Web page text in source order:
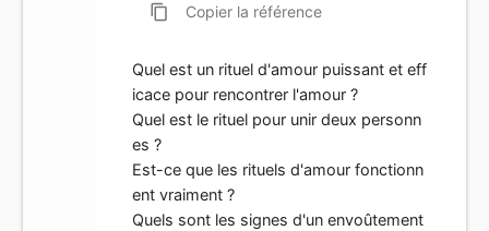
content_copy Copier la référence
Quel est un rituel d'amour puissant et eff
icace pour rencontrer l'amour ?
Quel est le rituel pour unir deux personn
es ?
Est-ce que les rituels d'amour fonctionn
ent vraiment ?
Quels sont les signes d'un envoûtement